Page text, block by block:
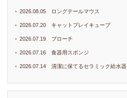
2026.08.05 ロングテールマウス
2026.07.20 キャットプレイキューブ
2026.07.19 ブローチ
2026.07.16 食器用スポンジ
2026.07.14 清潔に保てるセラミック給水器